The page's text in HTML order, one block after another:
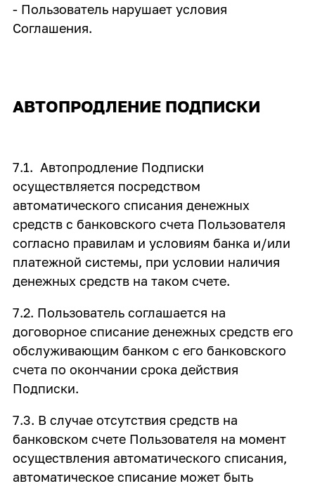
- Пользователь нарушает условия
Соглашения.
АВТОПРОДЛЕНИЕ ПОДПИСКИ
7.1. Автопродление Подписки
осуществляется посредством
автоматического списания денежных
средств с банковского счета Пользователя
согласно правилам и условиям банка и/или
платежной системы, при условии наличия
денежных средств на таком счете.
7.2. Пользователь соглашается на
договорное списание денежных средств его
обслуживающим банком с его банковского
счета по окончании срока действия
Подписки.
7.3. В случае отсутствия средств на
банковском счете Пользователя на момент
осуществления автоматического списания,
автоматическое списание может быть